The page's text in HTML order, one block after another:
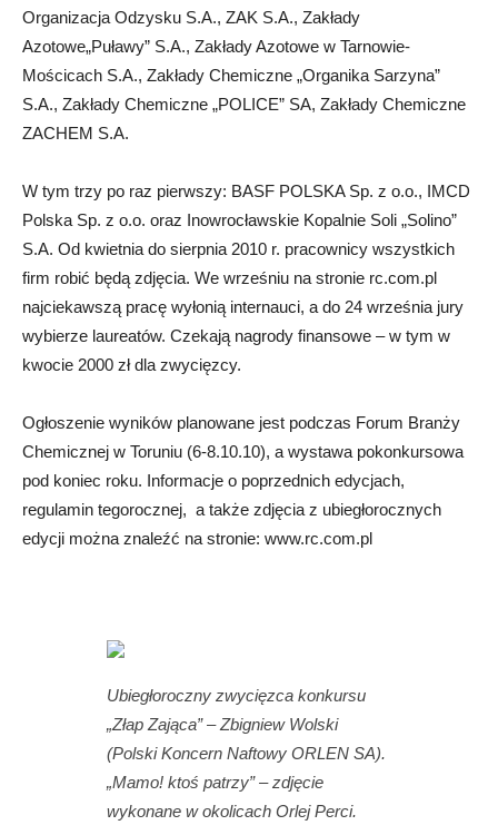
Organizacja Odzysku S.A., ZAK S.A., Zakłady
Azotowe„Puławy” S.A., Zakłady Azotowe w Tarnowie-
Mościcach S.A., Zakłady Chemiczne „Organika Sarzyna”
S.A., Zakłady Chemiczne „POLICE” SA, Zakłady Chemiczne
ZACHEM S.A.
W tym trzy po raz pierwszy: BASF POLSKA Sp. z o.o., IMCD
Polska Sp. z o.o. oraz Inowrocławskie Kopalnie Soli „Solino”
S.A. Od kwietnia do sierpnia 2010 r. pracownicy wszystkich
firm robić będą zdjęcia. We wrześniu na stronie rc.com.pl
najciekawszą pracę wyłonią internauci, a do 24 września jury
wybierze laureatów. Czekają nagrody finansowe – w tym w
kwocie 2000 zł dla zwycięzcy.
Ogłoszenie wyników planowane jest podczas Forum Branży
Chemicznej w Toruniu (6-8.10.10), a wystawa pokonkursowa
pod koniec roku. Informacje o poprzednich edycjach,
regulamin tegorocznej, a także zdjęcia z ubiegłorocznych
edycji można znaleźć na stronie: www.rc.com.pl
Ubiegłoroczny zwycięzca konkursu
„Złap Zająca” – Zbigniew Wolski
(Polski Koncern Naftowy ORLEN SA).
„Mamo! ktoś patrzy” – zdjęcie
wykonane w okolicach Orlej Perci.